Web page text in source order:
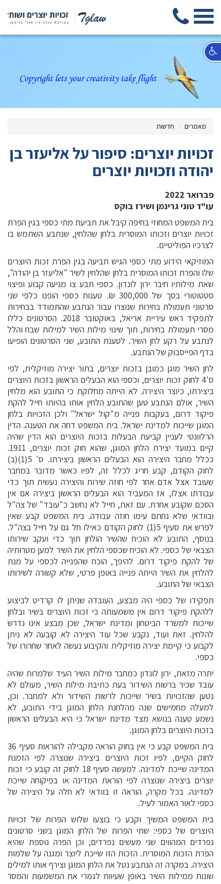
מאמרים חדשות
זכויות יוצרים: סיפור על אליעזר בן
יהודה וזכויות יוצרים
פברואר 2022
עו"ד טוני גרינמן ושירז בוקס
בית המשפט המחוזי בחיפה קיבל את תביעת מתי כספי בגין הפרת
זכויות יוצרים וזכותו המוסרית בלחן שהלחין, שנתבע השתמש בו
לצרכיו הפוליטיים.
המוזיקאי הידוע מתי כספי הגיש תביעה בגין הפרת זכות היוצרים
שלו והפרת זכותו המוסרית בלחן שהלחין לשיר "אליעזר בן יהודה",
שאת מילותיו חיבר ירון לונדון. כספי תבע צו מניעה קבוע ופיצוי
סטטוטורי בסך של 300,000 ₪. טענות כספי הופנו כלפי שני
סרטוני תעמולת בחירות שנוצרו עבור הנתבע שהתמודד בבחירות
לתפקיד ראש עיריית אריאל, באוקטובר 2018. הסרטונים כללו
מסרי תעמולת בחירות, תוך שינוי מילות השיר למילות שבח והלל
לנתבע על רקע לחן השיר. לטענת התובע, שני הסרטונים הופיעו
בדף הפייסבוק של הנתבע.
לחן השיר מוגן כמובן בזכות יוצרים, בתור יצירה מוזיקלית, לפי
ס'4 לחוק זכות יוצרים, וכספי הוא הבעלים הראשון בזכות היוצרים
ביצירתו, כיוצר היצירה. לא הייתה מחלוקת כי התובע הוא מלחין
השיר, אולם הנתבע טען שהתובע הלחין אותו בהיותו חייל להקת
פיקוד דרום, בעקבות פנייה מ"קול ישראל" ולכן הזכויות בלחן
המוגן שייכות למדינת ישראל. בית המשפט דחה את הטענה. הדין
הרלוונטי לעניין קביעת הבעלות בזכות היוצרים הוא הדין שהיה
קיים במועד יצירת הלחן המוגן, שהוא חוק זכות יוצרים, 1911.
ככלל מחבר היצירה הוא הבעלים הראשון ביצירתו. ס' 5(1)(ב)
לחוק הקודם, קבע חריג לכלל זה, לפיו כאשר מדובר במחבר
שעובד אצל אדם אחר לפי חוזה שירות והיצירה נעשית תוך כדי
עבודתו אצלו, אז המעביד הוא הבעלים הראשון ביצירה אם אין
הסכם שקובע אחרת. עם זאת, חייל לא נחשב כ"עובד" של צה"ל
ובוודאי שלא נחתם עימו חוזה עבודה. בית המשפט קבע שאין
לפרש את סעיף 5(1) לחוק הקודם כאילו חל גם על חייל בצה"ל.
בנוסף, התובע לא הוכיח שהשיר הולחן תוך כדי ועקב שירותו
הצבאי של כספי. לא הוכיח שכספי הלחין את השיר למען מטרותיה
של להקת פיקוד דרום. להיפך, הוכח שהפנייה לכספי על מנת
להלחין את השיר הייתה פנייה באופן פרטי, שלא קשורה לשירותו
הצבאי של התובע.
תפקידו של כספי היה מבצע, העובדה שניתן לו קרדיט לביצוע
ללהקת פיקוד דרום אין משמעותה כי זכות היוצרים בשיר ובלחן
שייכות למשרד הביטחון ומדינת ישראל, שכן מבצע אינו נדרש
להלחין. זאת ועוד, נקבע שכל עוד היצירה לא קובעה לא ניתן
לקבוע כי קיימת יצירה מוזיקלית והקיבוע נעשה לאחר שחרורו של
כספי.
יתרה מזאת, ירון לונדון כמחבר מילות השיר העיד שלמרות שהיה
עובד שכיר ברשות השידור בעת כתיבת מילות השיר, מעולם לא
נטען שהזכויות בשיר שייכות לרשות השידור ולא למחבר. וכן,
למעלה מחמישים שנה מהלחנת הלחן המוגן בידי התובע, לא
נשמע טענה בנושא מצד מדינת ישראל כי היא הבעלים הראשון
בזכות היוצרים בלחן המוגן.
בית המשפט קבע כי אין בחוק הוראה מקבילה להוראות סעיף 36
לחוק הקיים, לפיו זכות היוצרים ביצירה שנוצרה לפי הזמנת
המדינה שייכת למדינה. למעשה סעיף 18 לחוק זה קובע כי זכות
יוצרים ביצירה שנוצרה לפי הוראת המדינה או בפיקוחה שייכת
למדינה. בכל מקרה, הוראה זו בוודאי לא חלה על היצירה של
כספי לאור האמור לעיל.
בית המשפט המשיך וקבע כי בוצעו שלוש הפרות של זכויות
היוצרים של כספי: שתי הפרות של הלחן המוגן בשני סרטונים
נפרדים המהווים שני מעשים נפרדים; וכן הפרה נוספת שהיא
הפרת הזכות המוסרית. הזכות הזו שייכת ליוצר ומגנה על שלמות
היצירה. במקרה זה הנתבע נטל את הלחן המוגן וצירף אותו למילים
שונות ממילות השיר באופן שעיוות לגמרי את המשמעות והמסר